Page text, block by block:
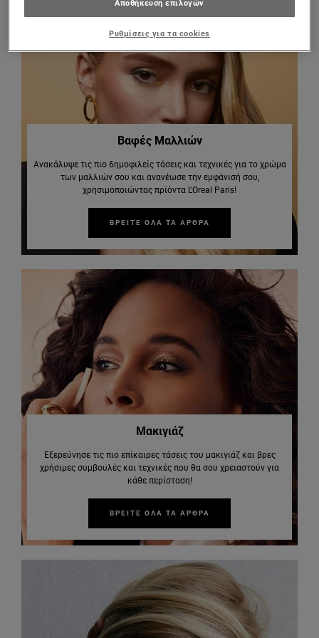
Βαφές Μαλλιών
Ανακάλυψε τις πιο δημοφιλείς τάσεις και τεχνικές για το χρώμα
των μαλλιών σου και ανανέωσε την εμφάνισή σου,
χρησιμοποιώντας πρϊόντα L'Oreal Paris!
ΒΡΕΙΤΕ ΟΛΑ ΤΑ ΑΡΘΡΑ
Μακιγιάζ
Εξερεύνησε τις πιο επίκαιρες τάσεις του μακιγιάζ και βρες
χρήσιμες συμβουλές και τεχνικές που θα σου χρειαστούν για
κάθε περίσταση!
ΒΡΕΙΤΕ ΟΛΑ ΤΑ ΑΡΘΡΑ
Αποθήκευση επιλογών
Ρυθμίσεις για τα cookies